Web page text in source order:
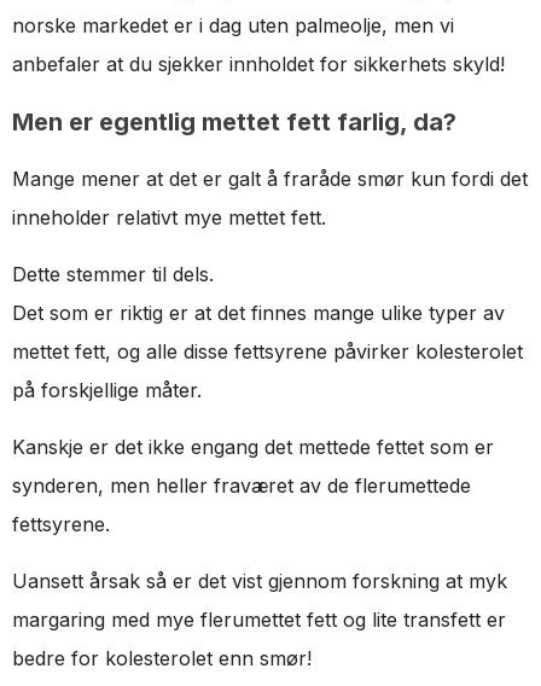
norske markedet er i dag uten palmeolje, men vi
anbefaler at du sjekker innholdet for sikkerhets skyld!
Men er egentlig mettet fett farlig, da?
Mange mener at det er galt å fraråde smør kun fordi det
inneholder relativt mye mettet fett.
Dette stemmer til dels.
Det som er riktig er at det finnes mange ulike typer av
mettet fett, og alle disse fettsyrene påvirker kolesterolet
på forskjellige måter.
Kanskje er det ikke engang det mettede fettet som er
synderen, men heller fraværet av de flerumettede
fettsyrene.
Uansett årsak så er det vist gjennom forskning at myk
margaring med mye flerumettet fett og lite transfett er
bedre for kolesterolet enn smør!